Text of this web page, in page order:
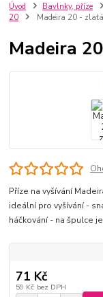
Úvod Bavlnky, příze
20
Madeira 20 - zlatá
Madeira
Příze na vyšívání
ideální pro vyšívání -
háčkování - na špulce
71 Kč
59 Kč bez DPH